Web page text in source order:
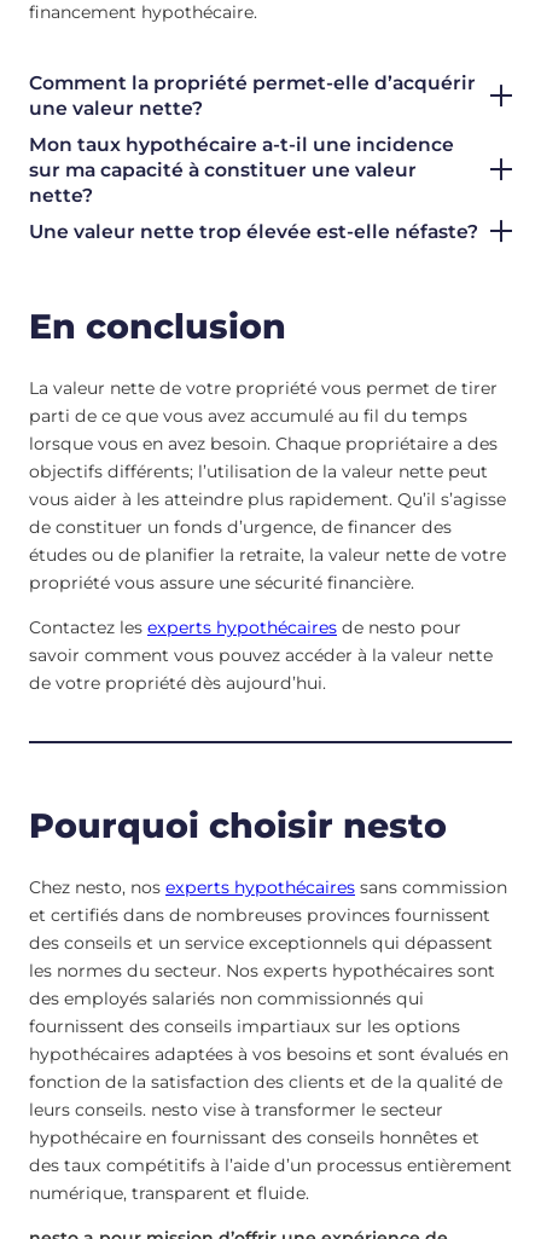
financement hypothécaire.
Comment la propriété permet-elle d’acquérir
une valeur nette?
Mon taux hypothécaire a-t-il une incidence
sur ma capacité à constituer une valeur
nette?
Une valeur nette trop élevée est-elle néfaste?
En conclusion
La valeur nette de votre propriété vous permet de tirer
parti de ce que vous avez accumulé au fil du temps
lorsque vous en avez besoin. Chaque propriétaire a des
objectifs différents; l’utilisation de la valeur nette peut
vous aider à les atteindre plus rapidement. Qu’il s’agisse
de constituer un fonds d’urgence, de financer des
études ou de planifier la retraite, la valeur nette de votre
propriété vous assure une sécurité financière.
Contactez les experts hypothécaires de nesto pour
savoir comment vous pouvez accéder à la valeur nette
de votre propriété dès aujourd’hui.
Pourquoi choisir nesto
Chez nesto, nos experts hypothécaires sans commission
et certifiés dans de nombreuses provinces fournissent
des conseils et un service exceptionnels qui dépassent
les normes du secteur. Nos experts hypothécaires sont
des employés salariés non commissionnés qui
fournissent des conseils impartiaux sur les options
hypothécaires adaptées à vos besoins et sont évalués en
fonction de la satisfaction des clients et de la qualité de
leurs conseils. nesto vise à transformer le secteur
hypothécaire en fournissant des conseils honnêtes et
des taux compétitifs à l’aide d’un processus entièrement
numérique, transparent et fluide.